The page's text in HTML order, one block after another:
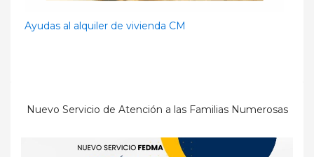
Ayudas al alquiler de vivienda CM
Nuevo Servicio de Atención a las Familias Numerosas